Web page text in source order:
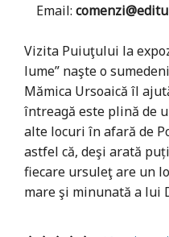
Email:
Vizita Puiuţului la
lume” naşte o
Mămica Ursoaică îl
întreagă este plină de
alte locuri în afară de
astfel că, deşi arată
fiecare ursuleţ are un
mare şi minunată a lui